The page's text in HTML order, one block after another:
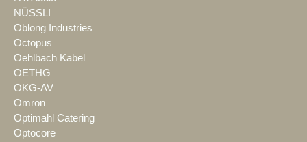
NÜSSLI
Oblong Industries
Octopus
Oehlbach Kabel
OETHG
OKG-AV
Omron
Optimahl Catering
Optocore